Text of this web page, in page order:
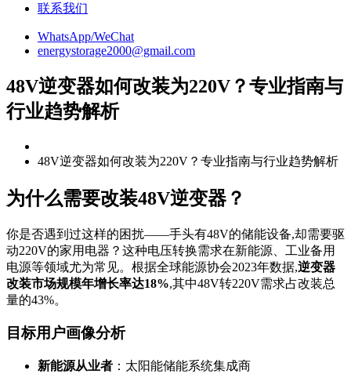
联系我们
WhatsApp/WeChat
energystorage2000@gmail.com
48V逆变器如何改装为220V？专业指南与
行业趋势解析
48V逆变器如何改装为220V？专业指南与行业趋势解析
为什么需要改装48V逆变器？
你是否遇到过这样的困扰——手头有48V的储能设备,却需要驱
动220V的家用电器？这种电压转换需求在新能源、工业备用
电源等领域尤为常见。根据全球能源协会2023年数据,逆变器
改装市场规模年增长率达18%,其中48V转220V需求占改装总
量的43%。
目标用户画像分析
新能源从业者 ：太阳能储能系统集成商